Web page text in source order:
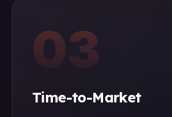
03
Time-to-Market